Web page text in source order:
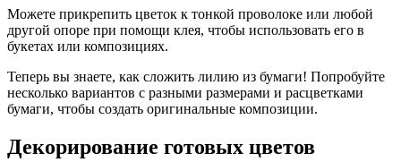
Можете прикрепить цветок к тонкой проволоке или любой
другой опоре при помощи клея, чтобы использовать его в
букетах или композициях.
Теперь вы знаете, как сложить лилию из бумаги! Попробуйте
несколько вариантов с разными размерами и расцветками
бумаги, чтобы создать оригинальные композиции.
Декорирование готовых цветов